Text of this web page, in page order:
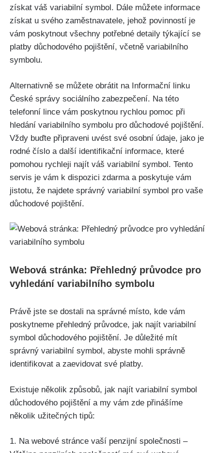
získat váš variabilní symbol. Dále můžete informace
získat u svého zaměstnavatele, jehož povinností je
vám poskytnout všechny potřebné detaily týkající se
platby důchodového pojištění, včetně variabilního
symbolu.
Alternativně se můžete obrátit na Informační linku
České správy sociálního zabezpečení. Na této
telefonní lince vám poskytnou rychlou pomoc při
hledání variabilního symbolu pro důchodové pojištění.
Vždy buďte připraveni uvést své osobní údaje, jako je
rodné číslo a další identifikační informace, které
pomohou rychleji najít váš variabilní symbol. Tento
servis je vám k dispozici zdarma a poskytuje vám
jistotu, že najdete správný variabilní symbol pro vaše
důchodové pojištění.
Webová stránka: Přehledný průvodce pro
vyhledání variabilního symbolu
Právě jste se dostali na správné místo, kde vám
poskytneme přehledný průvodce, jak najít variabilní
symbol důchodového pojištění. Je důležité mít
správný variabilní symbol, abyste mohli správně
identifikovat a zaevidovat své platby.
Existuje několik způsobů, jak najít variabilní symbol
důchodového pojištění a my vám zde přinášíme
několik užitečných tipů:
1. Na webové stránce vaší penzijní společnosti –